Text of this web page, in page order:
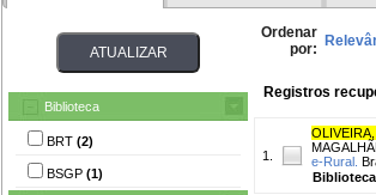
Biblioteca
BRT (2)
BSGP (1)
Ordenar
por:
Registros
1.
e-Rural.